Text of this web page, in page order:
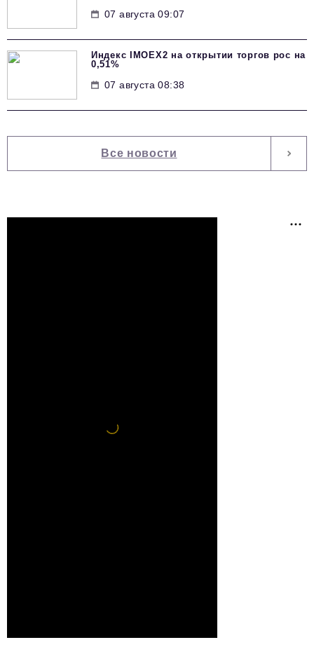
07 августа 09:07
Индекс IMOEX2 на открытии торгов рос на
0,51%
07 августа 08:38
Все новости